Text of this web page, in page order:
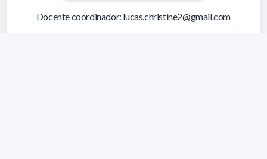
Docente coordinador: lucas.christine2@gmail.com